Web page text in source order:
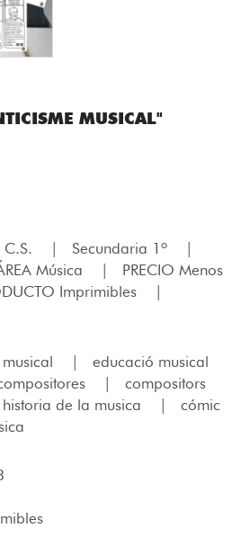
MUSICAL"
| Secundaria 1º
|
Música |
PRECIO Menos
Imprimibles
|
|
educació musical
|
compositors
historia de la musica |
cómic